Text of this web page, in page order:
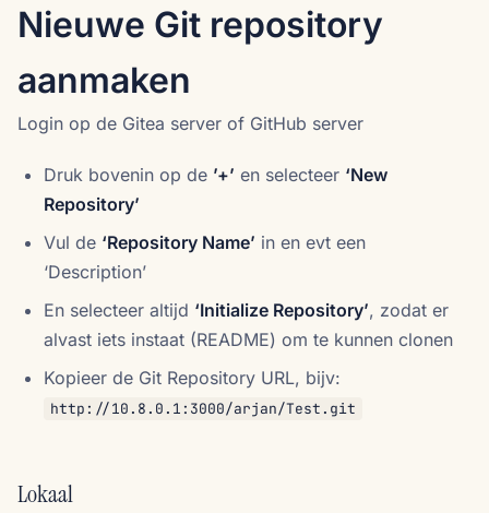
Nieuwe Git repository
aanmaken
Login op de Gitea server of GitHub server
Druk bovenin op de ’+’ en selecteer ‘New
Repository’
Vul de ‘Repository Name’ in en evt een
‘Description’
En selecteer altijd ‘Initialize Repository’, zodat er
alvast iets instaat (README) om te kunnen clonen
Kopieer de Git Repository URL, bijv:
http://10.8.0.1:3000/arjan/Test.git
Lokaal